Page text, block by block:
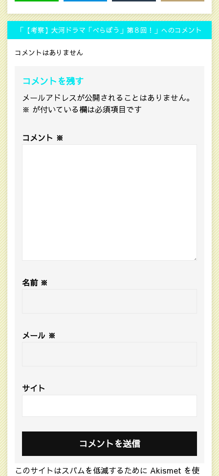
「【考察】大河ドラマ「べらぼう」第８回！」へのコメント
コメントはありません
コメントを残す
メールアドレスが公開されることはありません。
※ が付いている欄は必須項目です
コメント ※
名前 ※
メール ※
サイト
このサイトはスパムを低減するために Akismet を使